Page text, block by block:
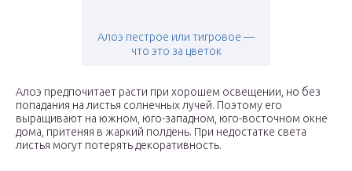
Алоэ пестрое или тигровое —
что это за цветок
Алоэ предпочитает расти при хорошем освещении, но без
попадания на листья солнечных лучей. Поэтому его
выращивают на южном, юго-западном, юго-восточном окне
дома, притеняя в жаркий полдень. При недостатке света
листья могут потерять декоративность.